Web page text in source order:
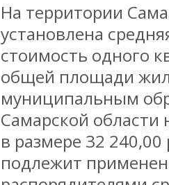
На территории
установлена
стоимость одного
общей площади
муниципальным
Самарской области
в размере 32 240,00
подлежит